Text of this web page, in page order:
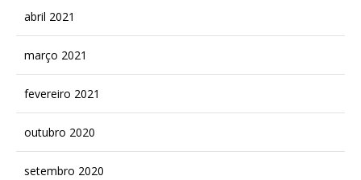
abril 2021
março 2021
fevereiro 2021
outubro 2020
setembro 2020